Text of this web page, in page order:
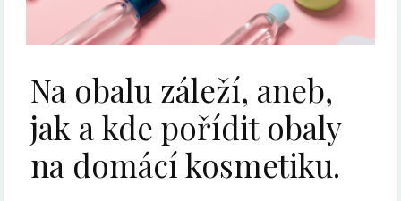
Na obalu záleží, aneb,
jak a kde pořídit obaly
na domácí kosmetiku.